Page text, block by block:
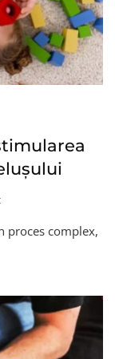
On
Și
Dezvoltării
Cognitive
A
Bebelușului
proces complex,